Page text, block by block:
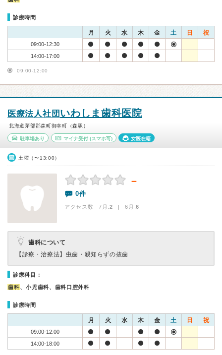
診療時間
月 火 水 木 金 土 日 祝
09:00-12:30
14:00-17:00
09:00-12:00
医療法人社団 いわしま歯科医院
北海道茅部郡森町御幸町（森駅）
駐車場あり マイナ受付(スマホ可) 女医在籍
土曜（〜13:00）
－
0件
アクセス数 7月:2 | 6月:6
歯科について
【診療・治療法】 虫歯・親知らずの抜歯
診療科目：
歯科、小児歯科、歯科口腔外科
診療時間
月 火 水 木 金 土 日 祝
09:00-12:00
14:00-18:00